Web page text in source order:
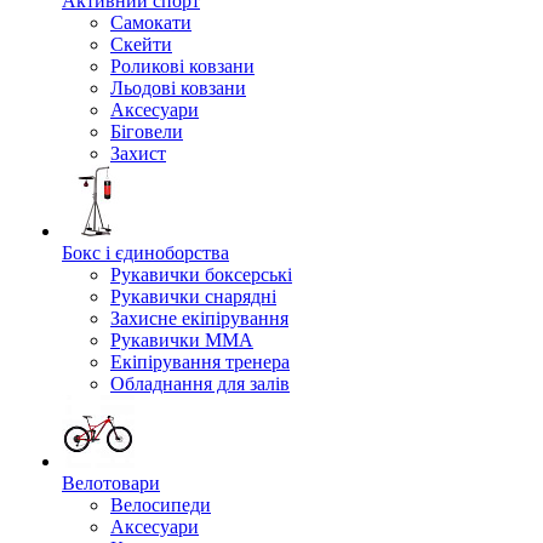
Самокати
Скейти
Роликові ковзани
Льодові ковзани
Аксесуари
Біговели
Захист
Бокс і єдиноборства
Рукавички боксерські
Рукавички снарядні
Захисне екіпірування
Рукавички ММА
Екіпірування тренера
Обладнання для залів
Велотовари
Велосипеди
Аксесуари